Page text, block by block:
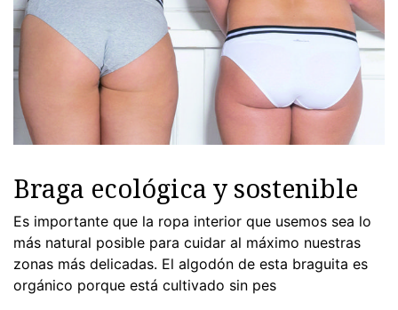
Braga ecológica y sostenible
Es importante que la ropa interior que usemos sea lo
más natural posible para cuidar al máximo nuestras
zonas más delicadas. El algodón de esta braguita es
orgánico porque está cultivado sin pes